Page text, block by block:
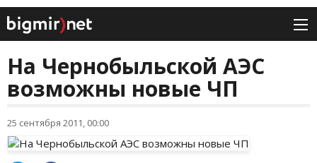
На Чернобыльской АЭС
возможны новые ЧП
25 сентября 2011, 00:00